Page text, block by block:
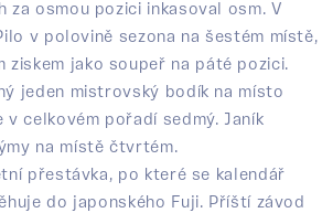
za osmou pozici inkasoval osm. V
v polovině sezona na šestém místě,
ziskem jako soupeř na páté pozici.
jeden mistrovský bodík na místo
v celkovém pořadí sedmý. Janík
na místě čtvrtém.
přestávka, po které se kalendář
do japonského Fuji. Příští závod